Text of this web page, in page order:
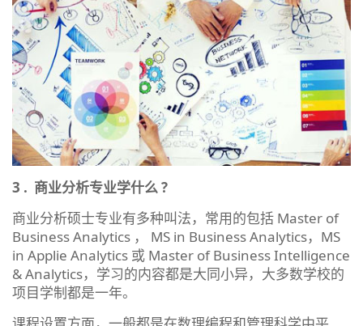
3 . 商业分析专业学什么 ?
商业分析硕士专业有多种叫法，常用的包括 Master of
Business Analytics ， MS in Business Analytics，MS
in Applie Analytics 或 Master of Business Intelligence
& Analytics，学习的内容都是大同小异，大多数学校的
项目学制都是一年。